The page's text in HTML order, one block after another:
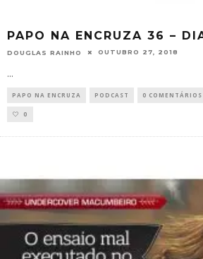
PAPO NA ENCRUZA 36 –
DOUGLAS RAINHO OUTUBRO 27, 2018
...
PAPO NA ENCRUZA PODCAST 0 COMENTÁRIOS
0